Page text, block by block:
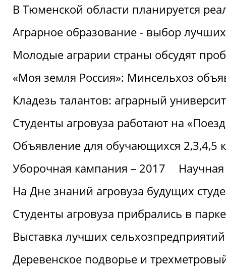
В Тюменской области планируется
Аграрное образование - выбор лучших
Молодые аграрии страны обсудят
«Моя земля Россия»: Минсельхоз
Кладезь талантов: аграрный
Студенты агровуза работают на
Объявление для обучающихся 2,3,4,5
Уборочная кампания – 2017
На Дне знаний агровуза будущих
Студенты агровуза прибрались в
Выставка лучших
Деревенское подворье и